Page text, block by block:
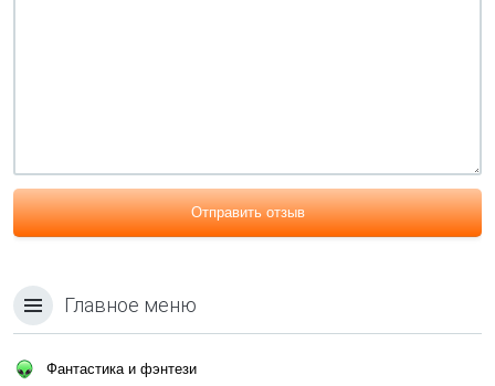
Отправить отзыв
Главное меню
Фантастика и фэнтези